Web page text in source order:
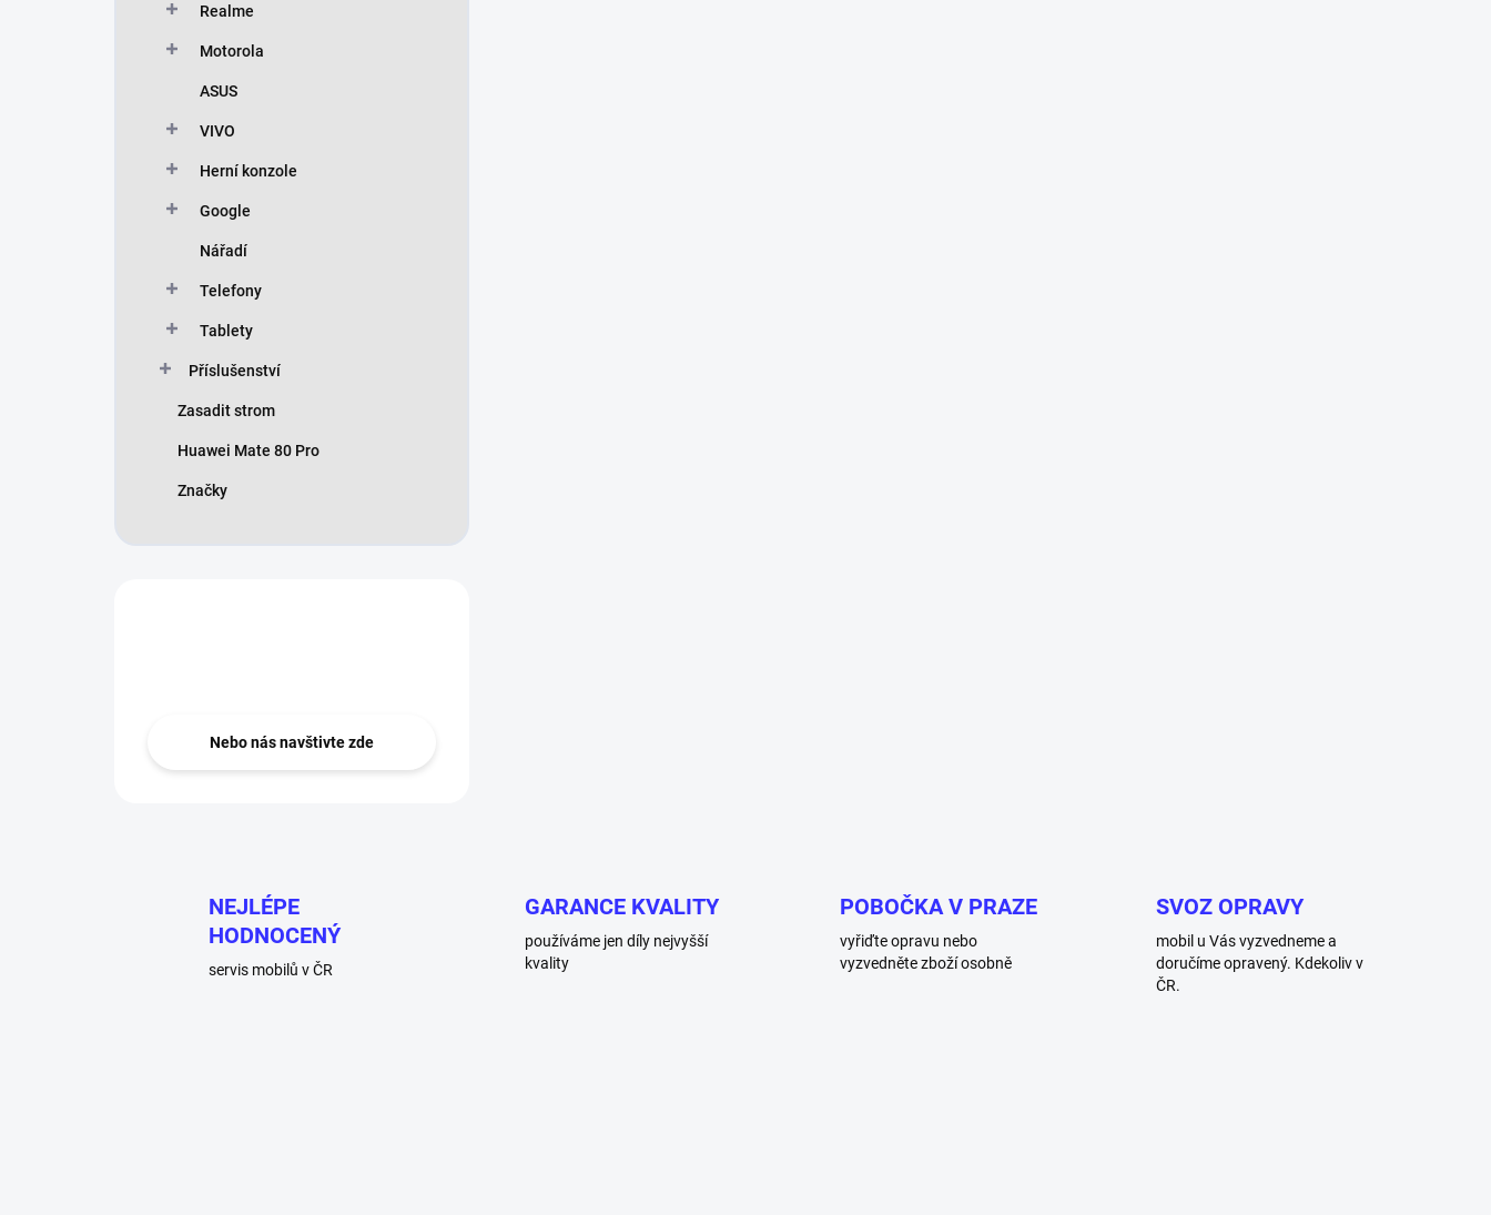
Realme
Motorola
ASUS
VIVO
Herní konzole
Google
Nářadí
Telefony
Tablety
Příslušenství
Zasadit strom
Huawei Mate 80 Pro
Značky
Nebo nás navštivte zde
NEJLÉPE
HODNOCENÝ
servis mobilů v ČR
GARANCE KVALITY
používáme jen díly nejvyšší
kvality
POBOČKA V PRAZE
vyřiďte opravu nebo
vyzvedněte zboží osobně
SVOZ OPRAVY
mobil u Vás vyzvedneme a
doručíme opravený. Kdekoliv v
ČR.